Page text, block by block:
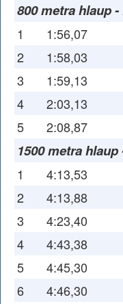
800 metra hlaup -
1
1:56,07
2
1:58,03
3
1:59,13
4
2:03,13
5
2:08,87
1500 metra hlaup
1
4:13,53
2
4:13,88
3
4:23,40
4
4:43,38
5
4:45,30
6
4:46,30